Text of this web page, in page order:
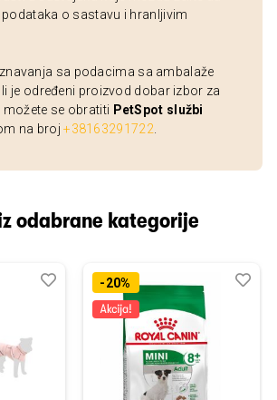
podataka o sastavu i hranljivim
sa podacima sa ambalaže
je određeni proizvod dobar izbor za
se obratiti PetSpot službi
na broj+38163291722
odabrane kategorije
Dodaj
Uporedi-20%